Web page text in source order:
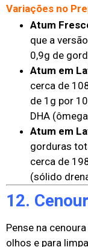
Variações no
Atum
que a
0,9g de
Atum em
cerca de
de 1g por
DHA
Atum em
gorduras
cerca de
(sólido
12.
Pense na
olhos e para